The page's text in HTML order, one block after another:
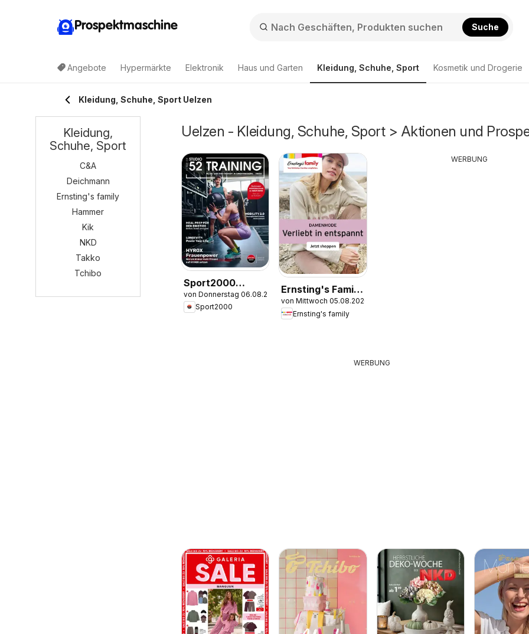
Prospektmaschine Suche
Angebote Hypermärkte Elektronik Haus und Garten Kleidung, Schuhe, Sport Kosmetik und Drogerie
Kleidung, Schuhe, Sport Uelzen
Uelzen - Kleidung, Schuhe, Sport > Aktionen und
Sport2000
Prospekt
von Donnerstag 06.08.2026
Sport2000
Ernsting's Family
Produktkatalog
von Mittwoch 05.08.2026
Ernsting's family
WERBUNG
WERBUNG
Kleidung,
Schuhe, Sport
C&A
Deichmann
Ernsting's family
Hammer
Kik
NKD
Takko
Tchibo